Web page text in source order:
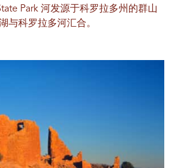
Park 河发源于科罗拉多州的群山
与科罗拉多河汇合。